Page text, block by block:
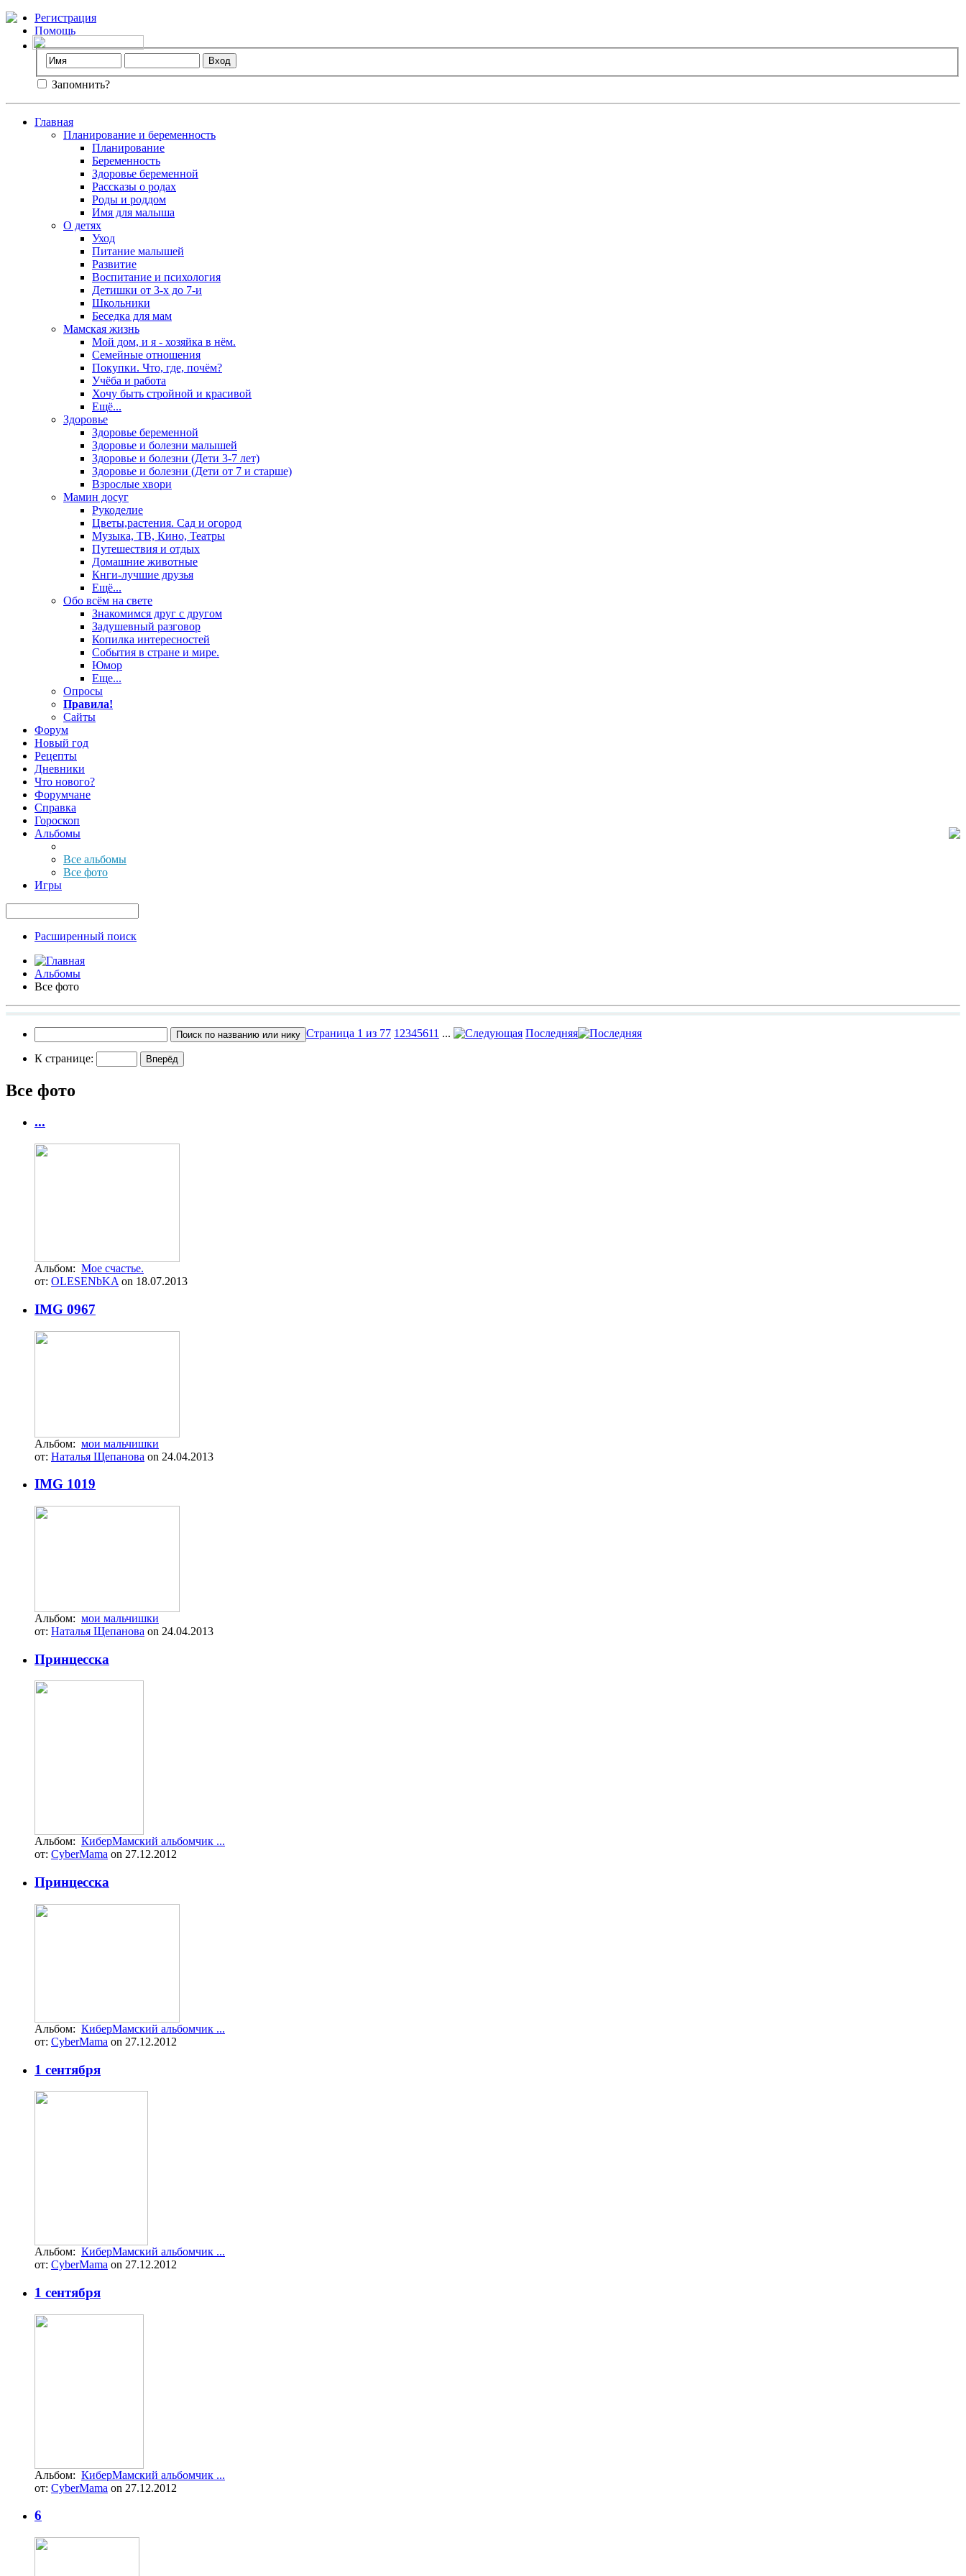
Регистрация
Помощь
Запомнить?
Главная
Планирование и беременность
Планирование
Беременность
Здоровье беременной
Рассказы о родах
Роды и роддом
Имя для малыша
О детях
Уход
Питание малышей
Развитие
Воспитание и психология
Детишки от 3-х до 7-и
Школьники
Беседка для мам
Мамская жизнь
Мой дом, и я - хозяйка в нём.
Семейные отношения
Покупки. Что, где, почём?
Учёба и работа
Хочу быть стройной и красивой
Ещё...
Здоровье
Здоровье беременной
Здоровье и болезни малышей
Здоровье и болезни (Дети 3-7 лет)
Здоровье и болезни (Дети от 7 и старше)
Взрослые хвори
Мамин досуг
Рукоделие
Цветы,растения. Сад и огород
Музыка, ТВ, Кино, Театры
Путешествия и отдых
Домашние животные
Кнги-лучшие друзья
Ещё...
Обо всём на свете
Знакомимся друг с другом
Задушевный разговор
Копилка интересностей
События в стране и мире.
Юмор
Еще...
Опросы
Правила!
Сайты
Форум
Новый год
Рецепты
Дневники
Что нового?
Форумчане
Справка
Гороскоп
Альбомы
Все альбомы
Все фото
Игры
Расширенный поиск
Альбомы
Все фото
Страница 1 из 77 1 2345611 ... Последняя
К странице:
Все фото
...
Альбом: Мое счастье.
от: OLESENbKA on 18.07.2013
IMG 0967
Альбом: мои мальчишки
от: Наталья Щепанова on 24.04.2013
IMG 1019
Альбом: мои мальчишки
от: Наталья Щепанова on 24.04.2013
Принцесска
Альбом: КиберМамский альбомчик ...
от: CyberMama on 27.12.2012
Принцесска
Альбом: КиберМамский альбомчик ...
от: CyberMama on 27.12.2012
1 сентября
Альбом: КиберМамский альбомчик ...
от: CyberMama on 27.12.2012
1 сентября
Альбом: КиберМамский альбомчик ...
от: CyberMama on 27.12.2012
6